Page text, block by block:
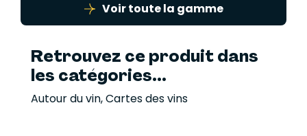
Voir toute la gamme
Retrouvez ce produit dans
les catégories...
Autour du vin,Cartes des vins